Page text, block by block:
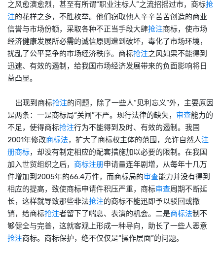
之风愈演愈烈，甚至有所谓“职业注标人”之流招摇过市，商标抢
注的花样之多，不胜枚举。他们窃取他人辛辛苦苦创造的商业
信誉与市场份额，采取各种不正当手段大肆抢注商标，使市场
经济健康发展所必需的诚信原则遭到破坏，毒化了市场环境，
扰乱了公平竞争的市场经济秩序。商标抢注之风如果不能得到
迅速、有效的遏制，给我国市场经济发展带来的负面影响将日
益凸显。
出现到商标抢注的问题，除了一些人“见利忘义”外，主要原因
是两条：一是商标局“关闸”不严。现行法律的缺失， 审查能力的
不足，使得商标抢注行为不能得到及时、有效的遏制。我国
2001年修改商标法，扩大了商标权主体的范围，允许自然人注
册商标，却没有制定相应的配套措施加以必要的限制。在我国
加入世贸组织之后， 商标注册申请量连年剧增，从每年十几万
件增加到2005年的66.4万件，而商标局的审查能力并没有得到
相应的提高，致使商标申请件积压严重，商标审查周期不断延
长，这样就导致那些非法抢注的商标不能迅即予以驳回或撤
销，给商标抢注者留下了喘息、表演的机会。二是商标法制不
够健全与完善，这就客观上形成一种导向，助长了一些人恶意
抢注商标。商标保护，绝不仅仅是“操作层面”的问题。